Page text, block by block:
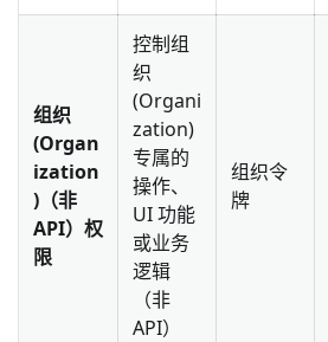
组织
(Organ
ization
)（非
API）权
限
控制组
织
(Organi
zation)
专属的
操作、
UI 功能
或业务
逻辑
（非
API）
组织令
牌